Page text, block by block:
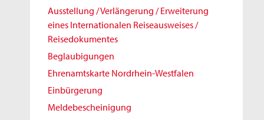
Ausstellung / Verlängerung / Erweiterung
eines Internationalen Reiseausweises /
Reisedokumentes
Beglaubigungen
Ehrenamtskarte Nordrhein-Westfalen
Einbürgerung
Meldebescheinigung